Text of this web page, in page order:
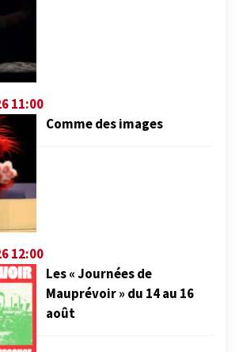
11:00
Comme des images
12:00
Les « Journées de
Mauprévoir » du 14 au 16
août